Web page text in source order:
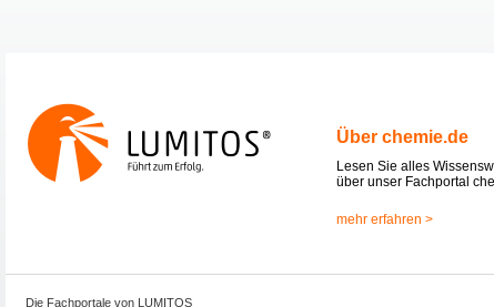
Über chemie.de
Lesen Sie alles
über unser Fachportal
mehr erfahren >
Die Fachportale von LUMITOS